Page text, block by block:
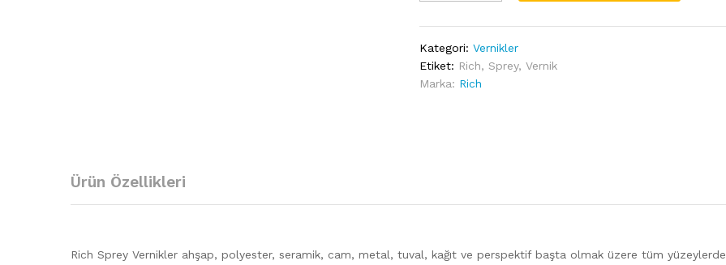
quantity
Kategori:Vernikler
Etiket: Rich,Sprey,Vernik
Marka: Rich
Ürün Özellikleri
Rich Sprey Vernikler ahşap, polyester, seramik, cam, metal, tuval, kağıt ve perspektif başta olmak üzere tüm yüzeylerde